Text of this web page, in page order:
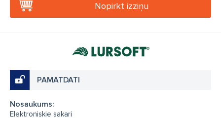
Nopirkt izziņu
PAMATDATI
Nosaukums:
Elektroniskie sakari